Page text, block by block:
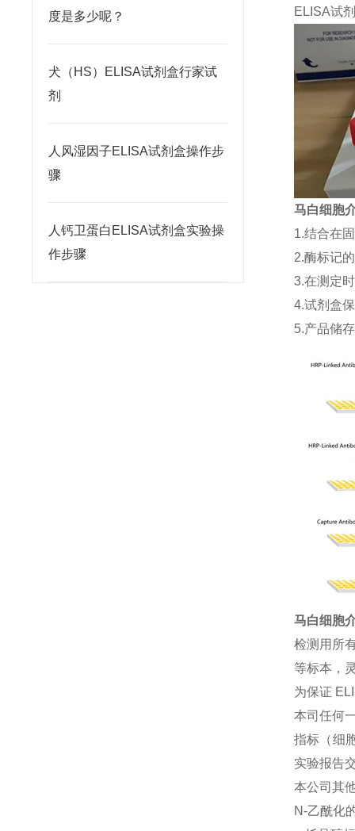
度是多少呢？
犬（HS）ELISA试剂盒行家试
剂
人风湿因子ELISA试剂盒操作步
骤
人钙卫蛋白ELISA试剂盒实验操
作步骤
ELISA试
马白细胞
1.结合在
2.酶标记
3.在测定
4.试剂盒
5.产品储
马白细胞
检测用所
等标本，
为保证
本司任何
指标（细
实验报告
本公司其
N-乙酰化